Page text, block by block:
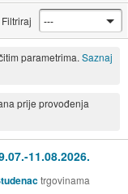
Filtriraj
parametrima. Saznaj
prije provođenja
11.08.2026.
trgovinama